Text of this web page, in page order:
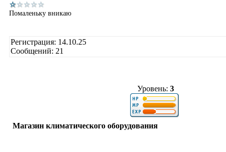
Помаленьку вникаю
Регистрация: 14.10.25
Сообщений: 21
Уровень: 3
Магазин климатического оборудования